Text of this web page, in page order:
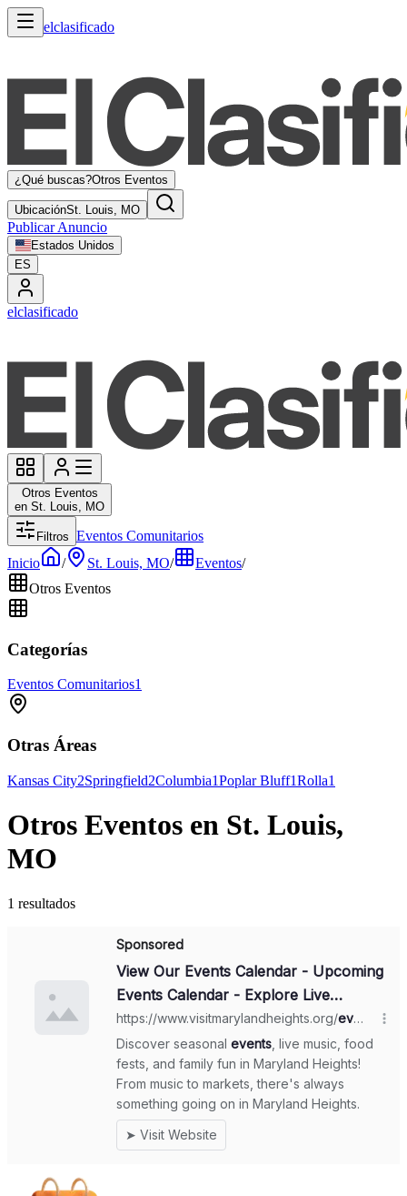
elclasificado
¿Qué buscas?Otros Eventos
UbicaciónSt. Louis, MO
Publicar Anuncio
Estados Unidos
ES
elclasificado
Otros Eventos
en St. Louis, MO
Filtros Eventos Comunitarios
Inicio
/ St. Louis, MO/ Eventos/
Otros Eventos
Categorías
Eventos Comunitarios1
Otras Áreas
Kansas City2Springfield2Columbia1Poplar Bluff1Rolla1
Otros Eventos en St. Louis,
MO
1 resultados